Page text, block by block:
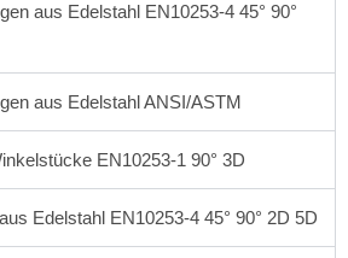
aus Edelstahl EN10253-4 45° 90°
aus Edelstahl ANSI/ASTM
EN10253-1 90° 3D
Edelstahl EN10253-4 45° 90° 2D 5D